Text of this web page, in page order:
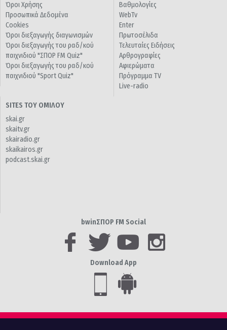
Όροι Χρήσης
Προσωπικά Δεδομένα
Cookies
Όροι διεξαγωγής διαγωνισμών
Όροι διεξαγωγής του ραδ/κού
παιχνιδιού "ΣΠΟΡ FM Quiz"
Όροι διεξαγωγής του ραδ/κού
παιχνιδιού "Sport Quiz"
Βαθμολογίες
WebTv
Enter
Πρωτοσέλιδα
Τελευταίες Ειδήσεις
Αρθρογραφίες
Αφιερώματα
Πρόγραμμα TV
Live-radio
SITES ΤΟΥ ΟΜΙΛΟΥ
skai.gr
skaitv.gr
skairadio.gr
skaikairos.gr
podcast.skai.gr
bwinΣΠΟΡ FM Social
Download App